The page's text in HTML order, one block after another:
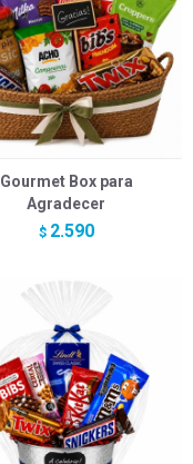
Gourmet Box para
Agradecer
$ 2.590